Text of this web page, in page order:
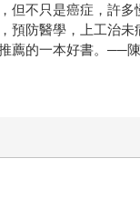
但不只是癌症，許
預防醫學，上工治
薦的一本好書。──